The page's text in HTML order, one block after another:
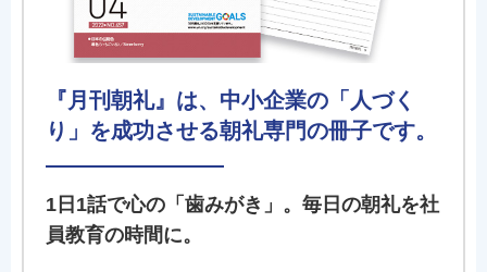
『月刊朝礼』は、中小企業の「人づく
り」を成功させる朝礼専門の冊子です。
1日1話で心の「歯みがき」。毎日の朝礼を社
員教育の時間に。